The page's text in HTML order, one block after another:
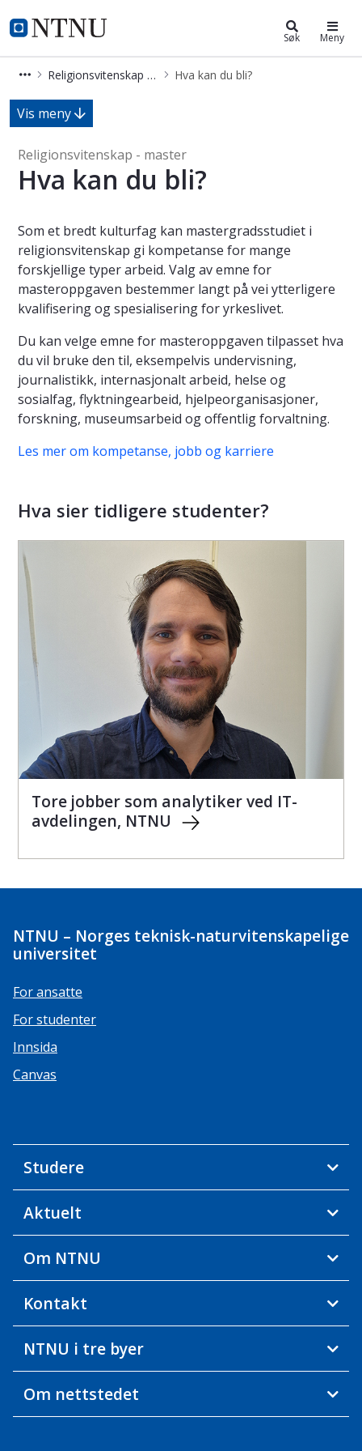
NTNU Hjemmeside
Religionsvitenskap - master Søk Meny
Religionsvitenskap - master Hva kan du bli?
Hva kan du bli? -
Vis meny
Religionsvitenskap - master
Hva kan du bli?
Som et bredt kulturfag kan mastergradsstudiet i
religionsvitenskap gi kompetanse for mange
forskjellige typer arbeid. Valg av emne for
masteroppgaven bestemmer langt på vei ytterligere
kvalifisering og spesialisering for yrkeslivet.
Du kan velge emne for masteroppgaven tilpasset hva
du vil bruke den til, eksempelvis undervisning,
journalistikk, internasjonalt arbeid, helse og
sosialfag, flyktningearbeid, hjelpeorganisasjoner,
forskning, museumsarbeid og offentlig forvaltning.
Les mer om kompetanse, jobb og karriere
Hva sier tidligere studenter?
Tore jobber som analytiker ved IT-
avdelingen, NTNU
NTNU – Norges teknisk-naturvitenskapelige
universitet
For ansatte
For studenter
Innsida
Canvas
Studere
Aktuelt
Om NTNU
Kontakt
NTNU i tre byer
Om nettstedet